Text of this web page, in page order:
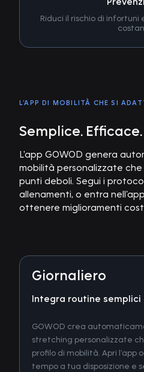
Riduci il rischio di
L’APP DI MOBILITÀ CHE SI
Semplice.
L'app GOWOD genera
mobilità personalizzate
punti deboli. Segui i
allenamenti, o entra
ottenere miglioramenti
Giornaliero
Integra routine
GOWOD crea
stretching personalizzate
profilo di mobilità. Apri l’app
tempo a tua disposizione e